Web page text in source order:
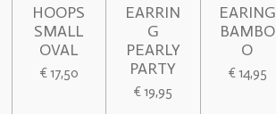
HOOPS
SMALL
OVAL
€ 17,50
EARRIN
G
PEARLY
PARTY
€ 19,95
EARING
BAMBO
O
€ 14,95